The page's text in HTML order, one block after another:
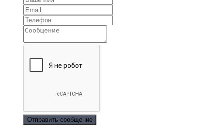
Отправить сообщение